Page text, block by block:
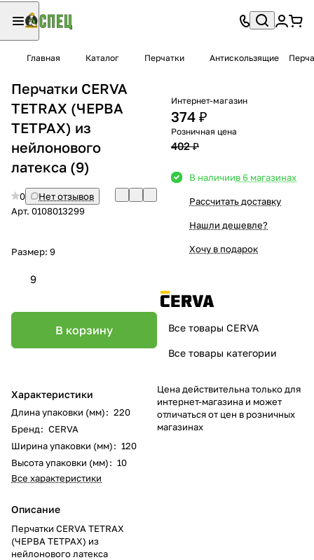
Главная Каталог Перчатки Антискользящие
Перчатки CERVA
TETRAX (ЧЕРВА
ТЕТРАХ) из
нейлонового
латекса (9)
0
Нет отзывов
Арт. 0108013299
Размер: 9
9
В корзину
Характеристики
Длина упаковки (мм): 220
Бренд: CERVA
Ширина упаковки (мм): 120
Высота упаковки (мм): 10
Все характеристики
Описание
Перчатки CERVA TETRAX
(ЧЕРВА ТЕТРАХ) из
нейлонового латекса
Интернет-магазин
374 ₽
Розничная цена
402 ₽
В наличиив 6 магазинах
Рассчитать доставку
Нашли дешевле?
Хочу в подарок
Все товары CERVA
Все товары категории
Цена действительна только для
интернет-магазина и может
отличаться от цен в розничных
магазинах